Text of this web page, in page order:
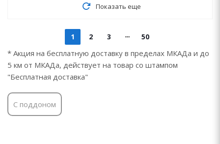
Показать еще
1 2 3 50
* Акция на бесплатную доставку в пределах МКАДа и до
5 км от МКАДа, действует на товар со штампом
"Бесплатная доставка"
С поддоном